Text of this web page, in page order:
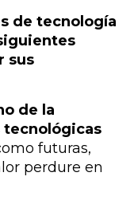
de tecnología
sus
de la
tecnológicas
futuras,
perdure en